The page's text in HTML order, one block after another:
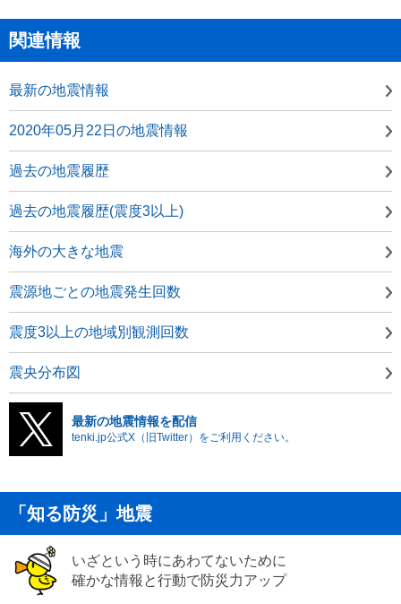
関連情報
最新の地震情報
2020年05月22日の地震情報
過去の地震履歴
過去の地震履歴(震度3以上)
海外の大きな地震
震源地ごとの地震発生回数
震度3以上の地域別観測回数
震央分布図
最新の地震情報を配信
tenki.jp公式X（旧Twitter）をご利用ください。
「知る防災」地震
いざという時にあわてないために
確かな情報と行動で防災力アップ